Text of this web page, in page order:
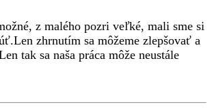
z malého pozri veľké, mali sme si
zhrnutím sa môžeme zlepšovať a
tak sa naša práca môže neustále